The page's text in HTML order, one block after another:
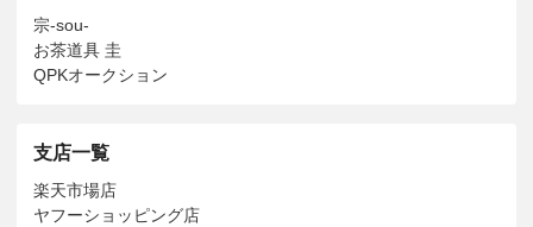
宗-sou-
お茶道具 圭
QPKオークション
支店一覧
楽天市場店
ヤフーショッピング店